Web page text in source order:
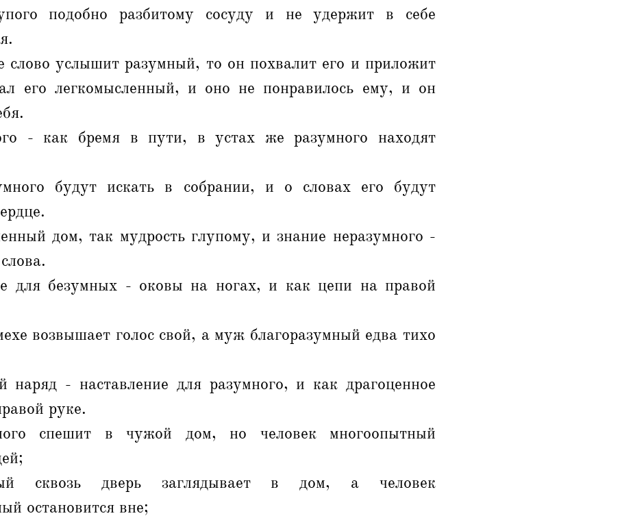
подобно разбитому сосуду и не удержит в себе
слово услышит разумный, то он похвалит его и приложит
его легкомысленный, и оно не понравилось ему, и он
- как бремя в пути, в устах же разумного находят
будут искать в собрании, и о словах его будут
дом, так мудрость глупому, и знание неразумного -
для безумных - оковы на ногах, и как цепи на правой
возвышает голос свой, а муж благоразумный едва тихо
наряд - наставление для разумного, и как драгоценное
руке.
спешит в чужой дом, но человек многоопытный
сквозь дверь заглядывает в дом, а человек
остановится вне;